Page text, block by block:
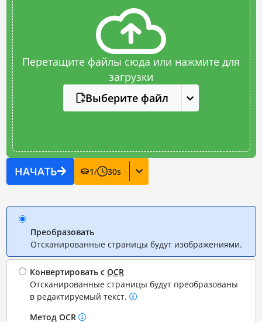
Перетащите файлы сюда или нажмите для
загрузки
Выберите файл
НАЧАТЬ 1/ 30s
Преобразовать
Отсканированные страницы будут изображениями.
Конвертировать сOCR
Отсканированные страницы будут преобразованы
в редактируемый текст.
Метод OCR